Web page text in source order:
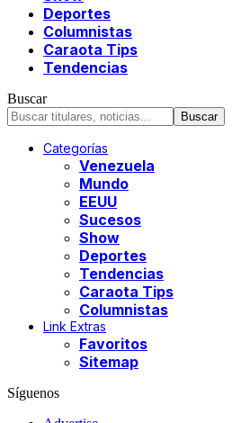
Deportes
Columnistas
Caraota Tips
Tendencias
Buscar
Categorías
Venezuela
Mundo
EEUU
Sucesos
Show
Deportes
Tendencias
Caraota Tips
Columnistas
Link Extras
Favoritos
Sitemap
Síguenos